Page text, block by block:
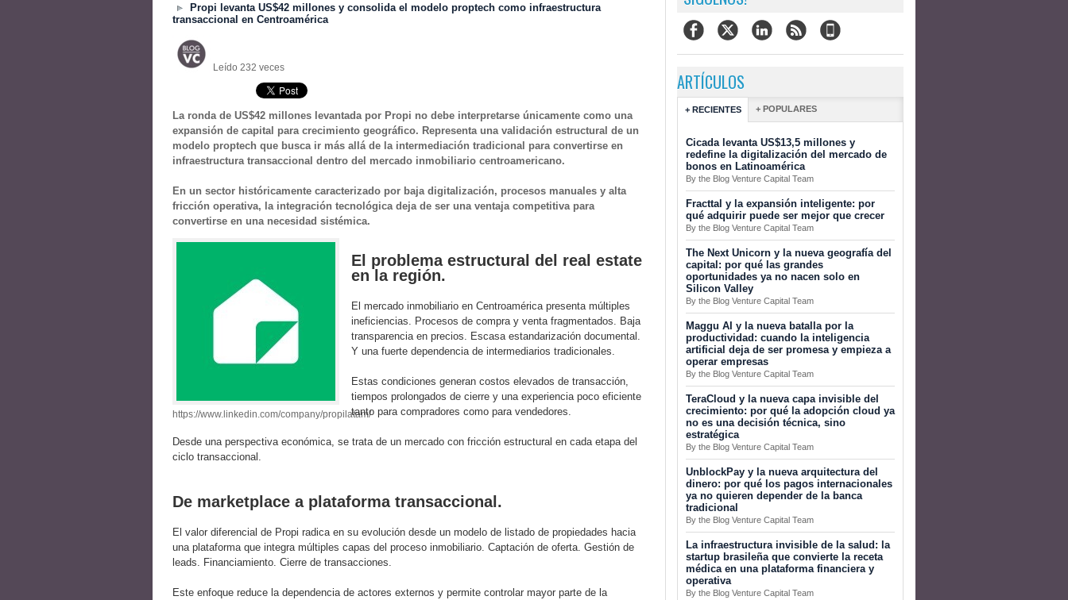
Propi levanta US$42 millones y consolida el modelo proptech como infraestructura
transaccional en Centroamérica
Leído 232 veces
La ronda de US$42 millones levantada por Propi no debe interpretarse únicamente como una
expansión de capital para crecimiento geográfico. Representa una validación estructural de un
modelo proptech que busca ir más allá de la intermediación tradicional para convertirse en
infraestructura transaccional dentro del mercado inmobiliario centroamericano.
En un sector históricamente caracterizado por baja digitalización, procesos manuales y alta
fricción operativa, la integración tecnológica deja de ser una ventaja competitiva para
convertirse en una necesidad sistémica.
https://www.linkedin.com/company/propilatam/
El problema estructural del real estate
en la región.
El mercado inmobiliario en Centroamérica presenta múltiples
ineficiencias. Procesos de compra y venta fragmentados. Baja
transparencia en precios. Escasa estandarización documental.
Y una fuerte dependencia de intermediarios tradicionales.
Estas condiciones generan costos elevados de transacción,
tiempos prolongados de cierre y una experiencia poco eficiente
tanto para compradores como para vendedores.
Desde una perspectiva económica, se trata de un mercado con fricción estructural en cada etapa del
ciclo transaccional.
De marketplace a plataforma transaccional.
El valor diferencial de Propi radica en su evolución desde un modelo de listado de propiedades hacia
una plataforma que integra múltiples capas del proceso inmobiliario. Captación de oferta. Gestión de
leads. Financiamiento. Cierre de transacciones.
Este enfoque reduce la dependencia de actores externos y permite controlar mayor parte de la
ARTÍCULOS
+ RECIENTES + POPULARES
Cicada levanta US$13,5 millones y
redefine la digitalización del mercado de
bonos en Latinoamérica
By the Blog Venture Capital Team
Fracttal y la expansión inteligente: por
qué adquirir puede ser mejor que crecer
By the Blog Venture Capital Team
The Next Unicorn y la nueva geografía del
capital: por qué las grandes
oportunidades ya no nacen solo en
Silicon Valley
By the Blog Venture Capital Team
Maggu AI y la nueva batalla por la
productividad: cuando la inteligencia
artificial deja de ser promesa y empieza a
operar empresas
By the Blog Venture Capital Team
TeraCloud y la nueva capa invisible del
crecimiento: por qué la adopción cloud ya
no es una decisión técnica, sino
estratégica
By the Blog Venture Capital Team
UnblockPay y la nueva arquitectura del
dinero: por qué los pagos internacionales
ya no quieren depender de la banca
tradicional
By the Blog Venture Capital Team
La infraestructura invisible de la salud: la
startup brasileña que convierte la receta
médica en una plataforma financiera y
operativa
By the Blog Venture Capital Team